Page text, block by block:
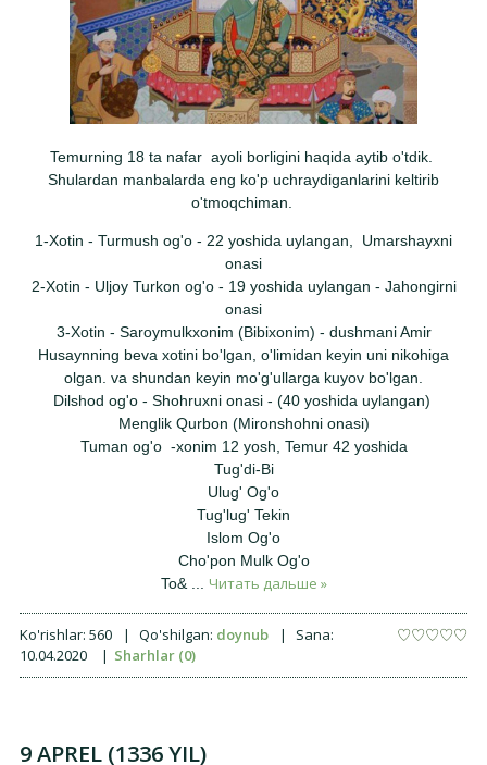
Temurning 18 ta nafar ayoli borligini haqida aytib o'tdik.
Shulardan manbalarda eng ko'p uchraydiganlarini keltirib
o'tmoqchiman.
1-Xotin - Turmush og'o - 22 yoshida uylangan, Umarshayxni
onasi
2-Xotin - Uljoy Turkon og'o - 19 yoshida uylangan - Jahongirni
onasi
3-Xotin - Saroymulkxonim (Bibixonim) - dushmani Amir
Husaynning beva xotini bo'lgan, o'limidan keyin uni nikohiga
olgan. va shundan keyin mo'g'ullarga kuyov bo'lgan.
Dilshod og'o - Shohruxni onasi - (40 yoshida uylangan)
Menglik Qurbon (Mironshohni onasi)
Tuman og'o -xonim 12 yosh, Temur 42 yoshida
Tug'di-Bi
Ulug' Og'o
Tug'lug' Tekin
Islom Og'o
Cho'pon Mulk Og'o
To&
Читать дальше »
Ko'rishlar: 560 | Qo'shilgan: doynub |
Sana:
10.04.2020
| Sharhlar (0)
9 APREL (1336 YIL)